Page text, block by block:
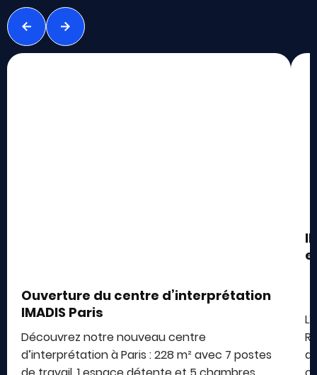
Précédent
Suivant
Ouverture du centre d’interprétation
IMADIS Paris
Découvrez notre nouveau centre
d’interprétation à Paris : 228 m² avec 7 postes